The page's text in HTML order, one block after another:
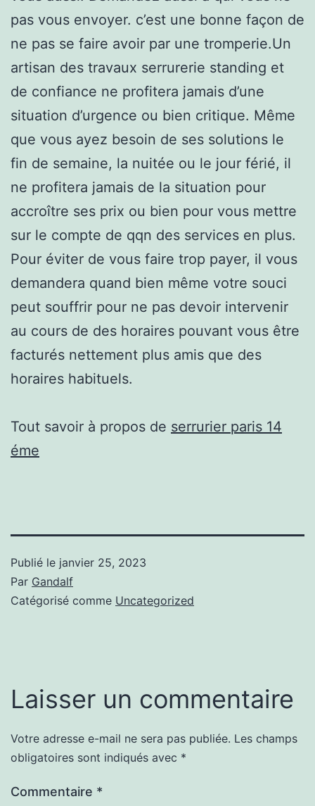
pas vous envoyer. c’est une bonne façon de
ne pas se faire avoir par une tromperie.Un
artisan des travaux serrurerie standing et
de confiance ne profitera jamais d’une
situation d’urgence ou bien critique. Même
que vous ayez besoin de ses solutions le
fin de semaine, la nuitée ou le jour férié, il
ne profitera jamais de la situation pour
accroître ses prix ou bien pour vous mettre
sur le compte de qqn des services en plus.
Pour éviter de vous faire trop payer, il vous
demandera quand bien même votre souci
peut souffrir pour ne pas devoir intervenir
au cours de des horaires pouvant vous être
facturés nettement plus amis que des
horaires habituels.
Tout savoir à propos de serrurier paris 14
éme
Publié le janvier 25, 2023
Par Gandalf
Catégorisé comme Uncategorized
Laisser un commentaire
Votre adresse e-mail ne sera pas publiée. Les champs
obligatoires sont indiqués avec *
Commentaire *